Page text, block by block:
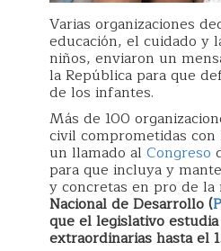
Varias organizaciones
educación, el cuidado y
niños, enviaron un
la República para que
de los infantes.
Más de 100
civil comprometidas con
un llamado al Congreso
para que incluya y
y concretas en pro de la
Nacional de Desarrollo (
que el legislativo
extraordinarias hasta el